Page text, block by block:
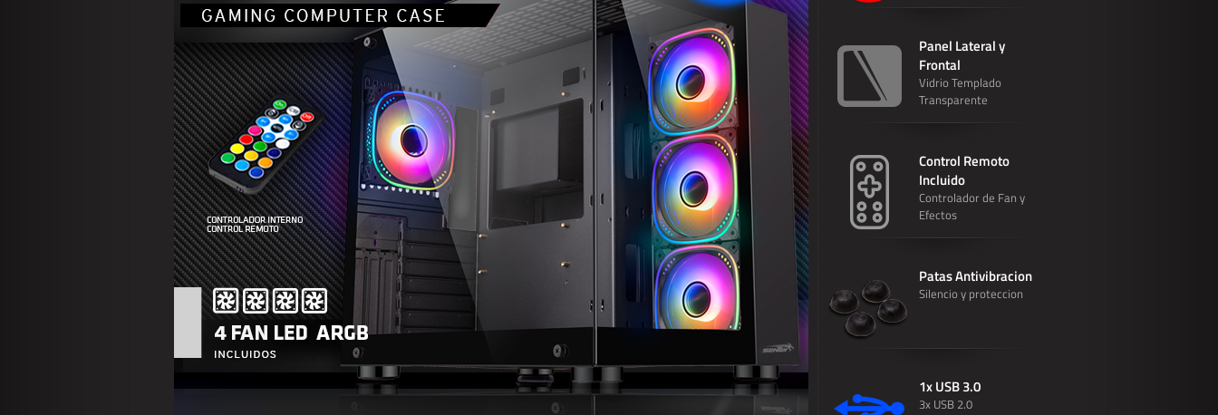
Panel Lateral y
Frontal
Vidrio Templado
Transparente
Control Remoto
Incluido
Controlador de Fan y
Efectos
Patas Antivibracion
Silencio y proteccion
1x USB 3.0
3x USB 2.0